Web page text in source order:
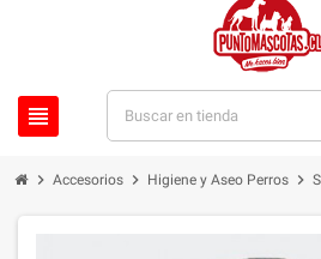
view_headline
chevron_right Accesorios chevron_right Higiene y Aseo Perros chevron_right